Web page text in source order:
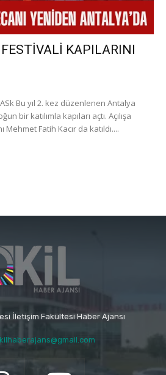
KAPILARINI
Bu yıl 2. kez düzenlenen Antalya
bir katılımla kapıları açtı. Açılışa
Fatih Kacır da katıldı....
İletişim Fakültesi Haber Ajansı